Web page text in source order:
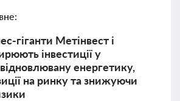
гіганти Метінвест і
інвестиції у
енергетику,
на ринку та знижуючи